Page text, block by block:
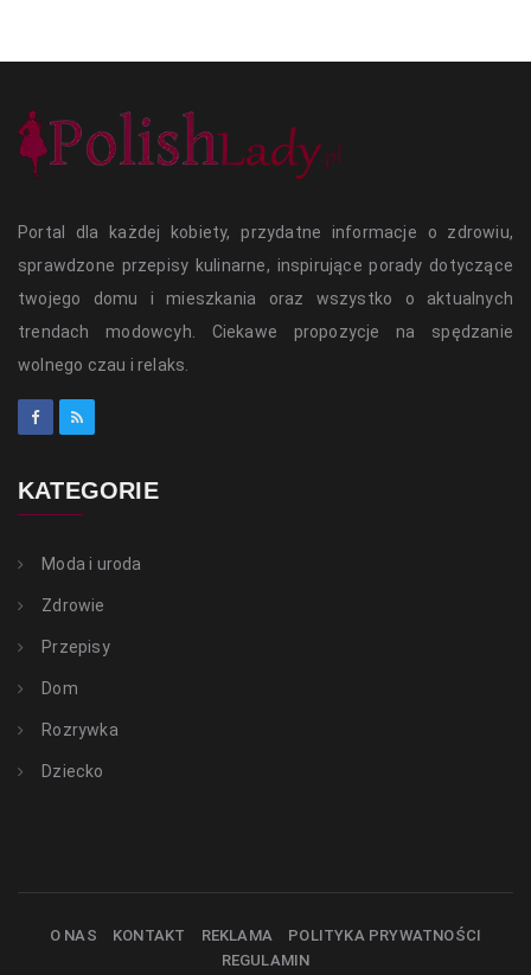
Portal dla każdej kobiety, przydatne informacje o zdrowiu,
sprawdzone przepisy kulinarne, inspirujące porady dotyczące
twojego domu i mieszkania oraz wszystko o aktualnych
trendach modowcyh. Ciekawe propozycje na spędzanie
wolnego czau i relaks.
KATEGORIE
Moda i uroda
Zdrowie
Przepisy
Dom
Rozrywka
Dziecko
O NAS KONTAKT REKLAMA
POLITYKA PRYWATNOŚCI
REGULAMIN